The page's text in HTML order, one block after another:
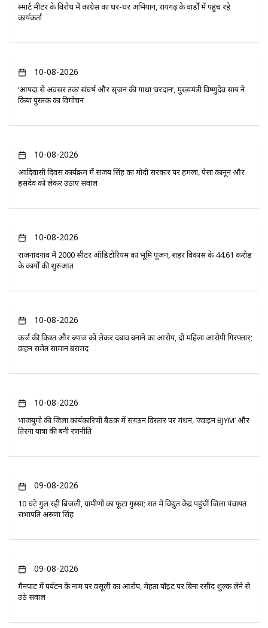
स्मार्ट मीटर के विरोध में कांग्रेस का घर-घर अभियान, रायगढ़ के वार्डों में पहुंच रहे
कार्यकर्ता
10-08-2026
‘आपदा से अवसर तक’ संघर्ष और सृजन की गाथा ‘वरदान’, मुख्यमंत्री विष्णुदेव साय ने
किया पुस्तक का विमोचन
10-08-2026
आदिवासी दिवस कार्यक्रम में संजय सिंह का मोदी सरकार पर हमला, पेसा कानून और
हसदेव को लेकर उठाए सवाल
10-08-2026
राजनांदगांव में 2000 सीटर ऑडिटोरियम का भूमि पूजन, शहर विकास के 44.61 करोड़
के कार्यों की शुरुआत
10-08-2026
कर्ज की किश्त और ब्याज को लेकर दबाव बनाने का आरोप, दो महिला आरोपी गिरफ्तार;
वाहन समेत सामान बरामद
10-08-2026
भाजयुमो की जिला कार्यकारिणी बैठक में संगठन विस्तार पर मंथन, ‘ज्वाइन BJYM’ और
तिरंगा यात्रा की बनी रणनीति
09-08-2026
10 घंटे गुल रही बिजली, ग्रामीणों का फूटा गुस्सा; रात में विद्युत केंद्र पहुंचीं जिला पंचायत
सभापति अरुणा सिंह
09-08-2026
मैनपाट में पर्यटन के नाम पर वसूली का आरोप, मेहता पॉइंट पर बिना रसीद शुल्क लेने से
उठे सवाल